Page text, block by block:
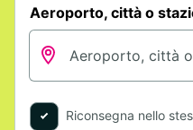
Aeroporto, città o
Riconsegna nello